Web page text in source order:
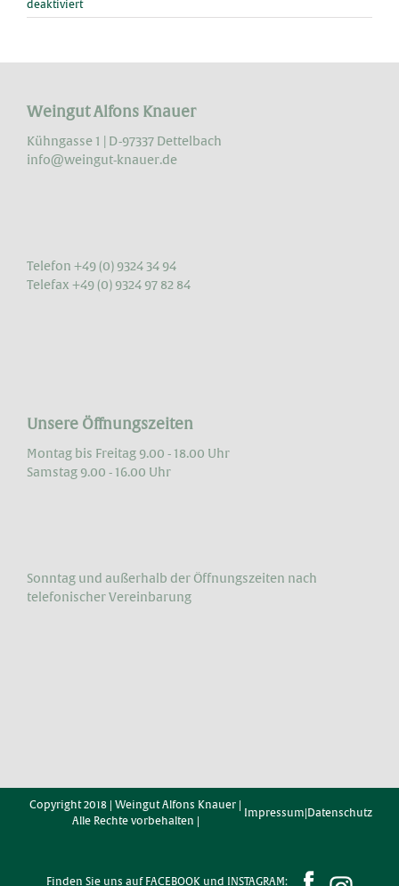
deaktiviertfür
Josefstempel
Weingut Alfons Knauer
Kühngasse 1 | D-97337 Dettelbach
info@weingut-knauer.de
Telefon +49 (0) 9324 34 94
Telefax +49 (0) 9324 97 82 84
Unsere Öffnungszeiten
Montag bis Freitag 9.00 - 18.00 Uhr
Samstag 9.00 - 16.00 Uhr
Sonntag und außerhalb der Öffnungs­zeiten nach
telefonischer Vereinbarung
Copyright 2018 | Weingut Alfons Knauer |
Alle Rechte vorbehalten |
Impressum Datenschutz
Finden Sie uns auf FACEBOOK und INSTAGRAM: